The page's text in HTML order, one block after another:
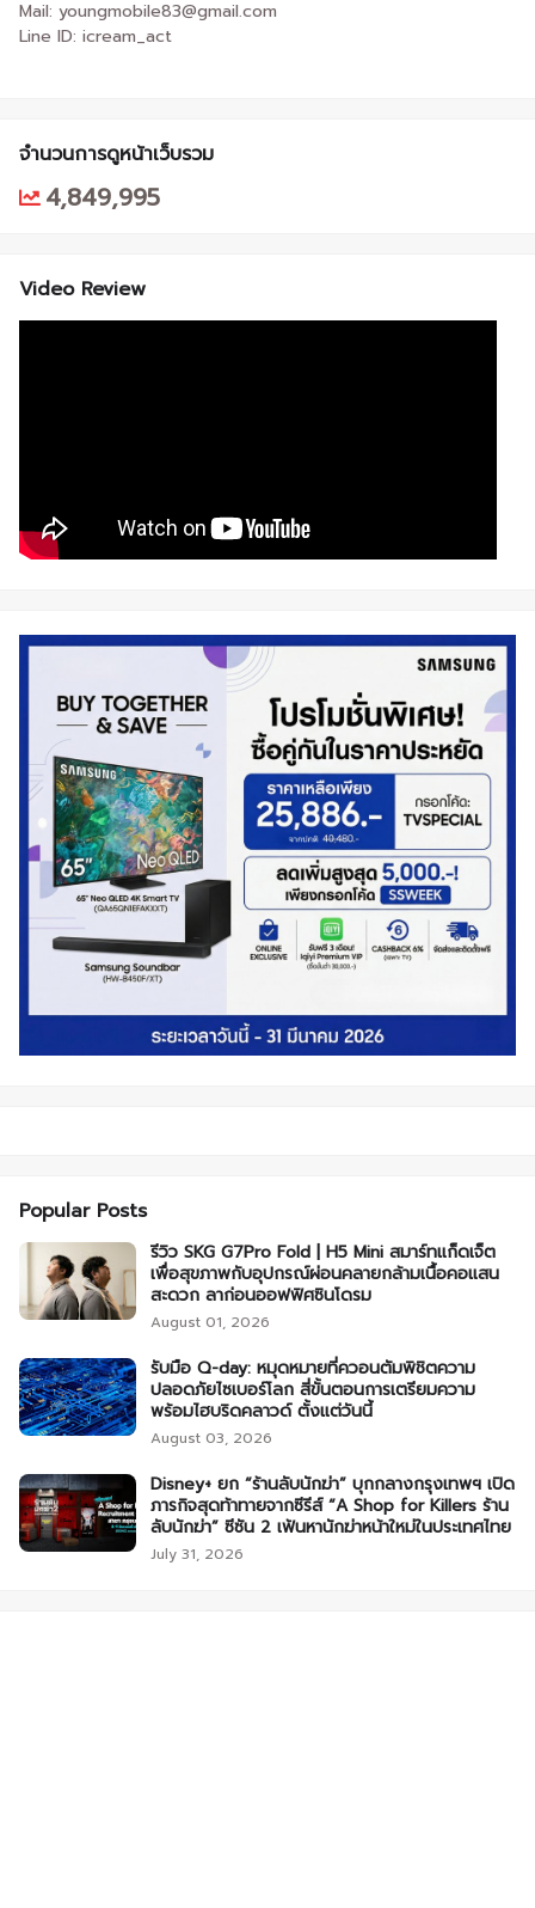
Mail: youngmobile83@gmail.com
Line ID: icream_act
จำนวนการดูหน้าเว็บรวม
4,849,995
Video Review
Popular Posts
รีวิว SKG G7Pro Fold | H5 Mini สมาร์ทแก็ดเจ็ต
เพื่อสุขภาพกับอุปกรณ์ผ่อนคลายกล้ามเนื้อคอแสน
สะดวก ลาก่อนออฟฟิศซินโดรม
August 01, 2026
รับมือ Q-day: หมุดหมายที่ควอนตัมพิชิตความ
ปลอดภัยไซเบอร์โลก สี่ขั้นตอนการเตรียมความ
พร้อมไฮบริดคลาวด์ ตั้งแต่วันนี้
August 03, 2026
Disney+ ยก “ร้านลับนักฆ่า” บุกกลางกรุงเทพฯ เปิด
ภารกิจสุดท้าทายจากซีรีส์ “A Shop for Killers ร้าน
ลับนักฆ่า” ซีซัน 2 เฟ้นหานักฆ่าหน้าใหม่ในประเทศไทย
July 31, 2026